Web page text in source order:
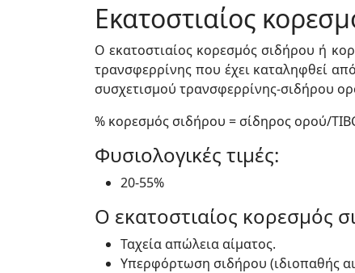
Εκατοστιαίος
Ο εκατοστιαίος κορεσμός σιδήρου ή
τρανσφερρίνης που έχει καταληφθεί
συσχετισμού τρανσφερρίνης-σιδήρου
% κορεσμός σιδήρου = σίδηρος ορού/
Φυσιολογικές τιμές:
20-55%
Ο εκατοστιαίος κορεσμός
Ταχεία απώλεια αίματος.
Υπερφόρτωση σιδήρου (ιδιοπαθής